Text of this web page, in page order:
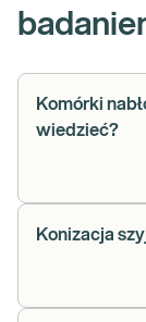
Komórki
wiedzieć?
Konizacja